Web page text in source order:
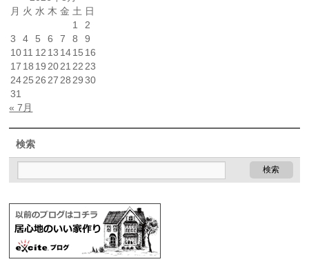
月 火 水 木 金 土 日
1
2
3
4 5 6 7 8
9
1011 12 13 1415 16
17 18 19 2021 22 23
2425 26 27 28 29 30
31
« 7月
検索